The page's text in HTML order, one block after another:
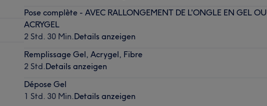
Pose complète - AVEC RALLONGEMENT DE L'ONGLE EN GEL OU
ACRYGEL
2 Std. 30 Min.Details anzeigen
Remplissage Gel, Acrygel, Fibre
2 Std.Details anzeigen
Dépose Gel
1 Std. 30 Min.Details anzeigen